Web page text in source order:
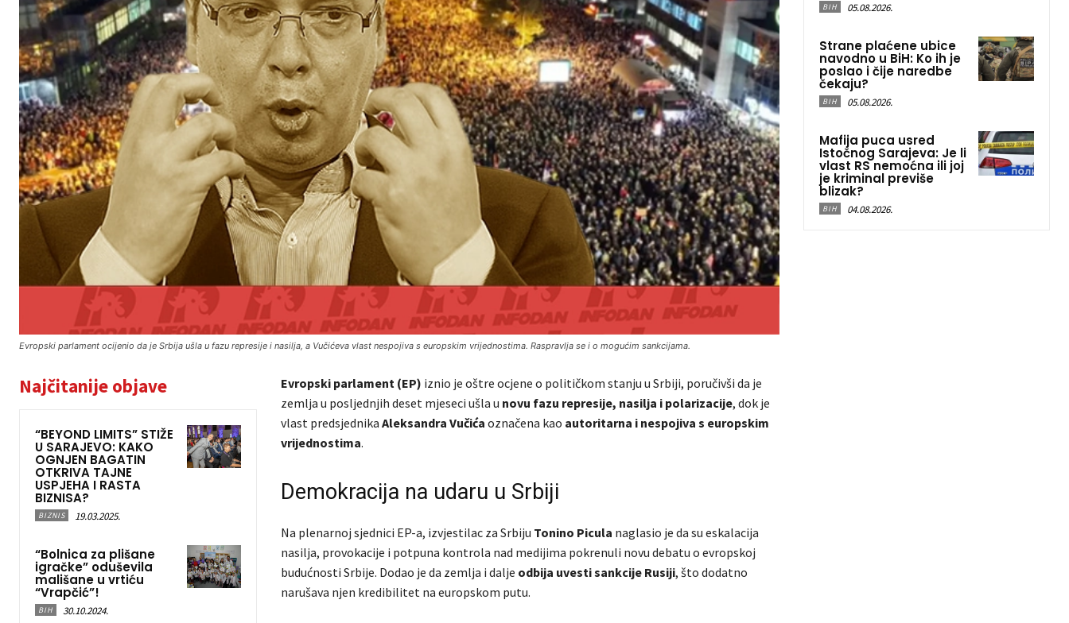
Evropski parlament ocijenio da je Srbija ušla u fazu represije i nasilja, a Vučićeva vlast nespojiva s europskim vrijednostima. Raspravlja se i o mogućim sankcijama.
Najčitanije objave
“BEYOND LIMITS” STIŽE
U SARAJEVO: KAKO
OGNJEN BAGATIN
OTKRIVA TAJNE
USPJEHA I RASTA
BIZNISA?
BIZNIS 19.03.2025.
“Bolnica za plišane
igračke” oduševila
mališane u vrtiću
“Vrapčić”!
BIH 30.10.2024.
Evropski parlament (EP) iznio je oštre ocjene o političkom stanju u Srbiji, poručivši da je
zemlja u posljednjih deset mjeseci ušla u novu fazu represije, nasilja i polarizacije, dok je
vlast predsjednika Aleksandra Vučića označena kao autoritarna i nespojiva s europskim
vrijednostima.
Demokracija na udaru u Srbiji
Na plenarnoj sjednici EP-a, izvjestilac za Srbiju Tonino Picula naglasio je da su eskalacija
nasilja, provokacije i potpuna kontrola nad medijima pokrenuli novu debatu o evropskoj
budućnosti Srbije. Dodao je da zemlja i dalje odbija uvesti sankcije Rusiji, što dodatno
narušava njen kredibilitet na europskom putu.
BIH 05.08.2026.
Strane plaćene ubice
navodno u BiH: Ko ih je
poslao i čije naredbe
čekaju?
BIH 05.08.2026.
Mafija puca usred
Istočnog Sarajeva: Je li
vlast RS nemoćna ili joj
je kriminal previše
blizak?
BIH 04.08.2026.